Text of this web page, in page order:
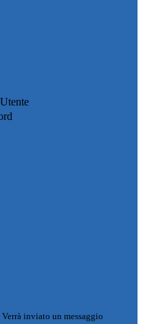
Verrà inviato un messaggio